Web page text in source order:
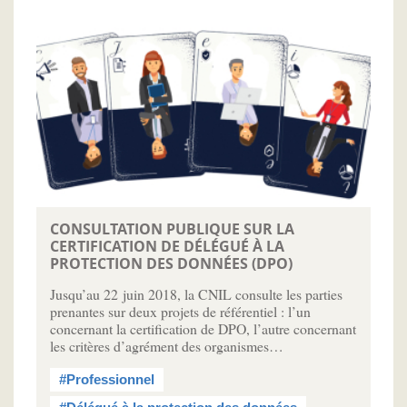
CONSULTATION PUBLIQUE SUR LA
CERTIFICATION DE DÉLÉGUÉ À LA
PROTECTION DES DONNÉES (DPO)
Jusqu’au 22 juin 2018, la CNIL consulte les parties
prenantes sur deux projets de référentiel : l’un
concernant la certification de DPO, l’autre concernant
les critères d’agrément des organismes…
#Professionnel